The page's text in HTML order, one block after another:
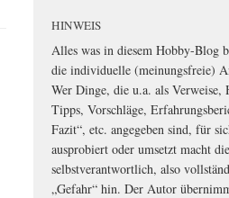
HINWEIS
Alles was in diesem Hobby-Blog
die individuelle (meinungsfreie)
Wer Dinge, die u.a. als Verweise,
Tipps, Vorschläge,
Fazit“, etc. angegeben sind, für
ausprobiert oder umsetzt macht
selbstverantwortlich, also
„Gefahr“ hin. Der Autor